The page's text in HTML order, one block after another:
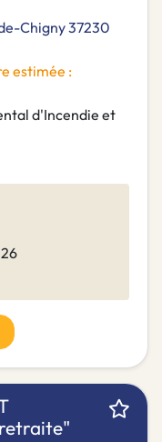
Chigny 37230
estimée :
d'Incendie et